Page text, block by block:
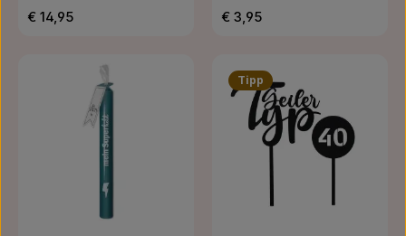
Regulärer Preis:
€ 14,95 Regulärer Preis:
€ 3,95
Tipp